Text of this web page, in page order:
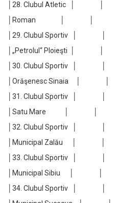
│28. Clubul Atletic │ │
│Roman │ │
│29. Clubul Sportiv │ │
│„Petrolul“ Ploieşti │ │
│30. Clubul Sportiv │ │
│Orăşenesc Sinaia │ │
│31. Clubul Sportiv │ │
│Satu Mare │ │
│32. Clubul Sportiv │ │
│Municipal Zalău │ │
│33. Clubul Sportiv │ │
│Municipal Sibiu │ │
│34. Clubul Sportiv │ │